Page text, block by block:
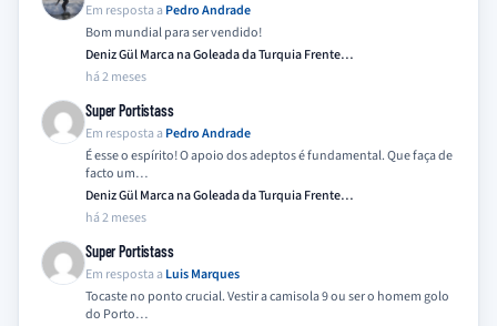
Em resposta a Pedro Andrade
Bom mundial para ser vendido!
Deniz Gül Marca na Goleada da Turquia Frente…
há 2 meses
Super Portistass
Em resposta a Pedro Andrade
É esse o espírito! O apoio dos adeptos é fundamental. Que faça de
facto um…
Deniz Gül Marca na Goleada da Turquia Frente…
há 2 meses
Super Portistass
Em resposta a Luis Marques
Tocaste no ponto crucial. Vestir a camisola 9 ou ser o homem golo
do Porto…